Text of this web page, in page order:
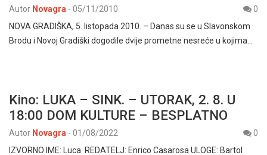
Autor Novagra - 05/11/2010
0
NOVA GRADIŠKA, 5. listopada 2010. – Danas su se u Slavonskom
Brodu i Novoj Gradiški dogodile dvije prometne nesreće u kojima…
Kino: LUKA – SINK. – UTORAK, 2. 8. U
18:00 DOM KULTURE – BESPLATNO
Autor Novagra - 01/08/2022
0
IZVORNO IME: Luca REDATELJ: Enrico Casarosa ULOGE: Bartol